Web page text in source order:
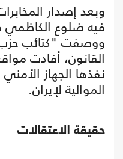
وبعد إصدار
فيه ضلوع الكاظمي
ووصفت "كتائب حزب
القانون، أفادت
نفذها الجهاز
الموالية لإيران.
حقيقة الاعتقالات